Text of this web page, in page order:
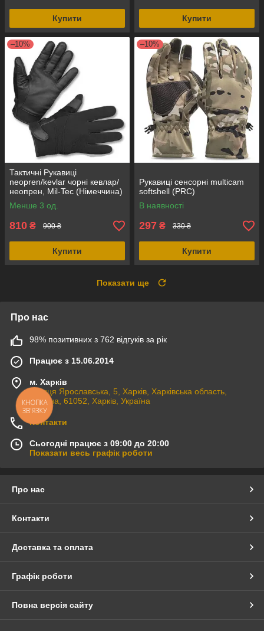
Купити Купити
–10%
Тактичні Рукавиці
neopren/kevlar чорні кевлар/
неопрен, Mil-Tec (Німеччина)
Менше 3 од.
810 ₴ 900 ₴
Купити
–10%
Рукавиці сенсорні multicam
softshell (PRC)
В наявності
297 ₴ 330 ₴
Купити
Показати ще
Про нас
98% позитивних з 762 відгуків за рік
Працює з 15.06.2014
м. Харків
вулиця Ярославська, 5, Харків, Харківська область,
Україна, 61052, Харків, Україна
Контакти
Сьогодні працює з 09:00 до 20:00
Показати весь графік роботи
Про нас
Контакти
Доставка та оплата
Графік роботи
Повна версія сайту
КНОПКА
ЗВ'ЯЗКУ